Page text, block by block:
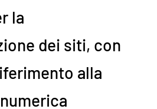
la
dei siti, con
alla